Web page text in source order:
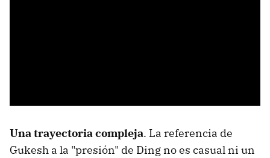
Una trayectoria compleja. La referencia de
Gukesh a la "presión" de Ding no es casual ni un